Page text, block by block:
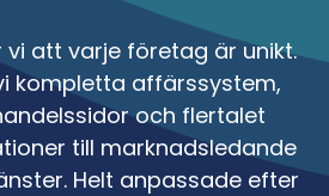
vi att varje företag är unikt.
kompletta affärssystem,
och flertalet
till marknadsledande
Helt anpassade efter